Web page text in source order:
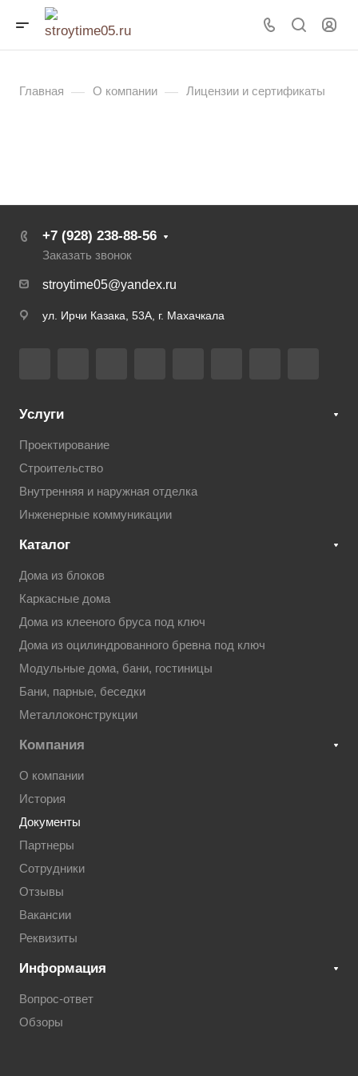
Главная — О компании — Лицензии и сертификаты
+7 (928) 238-88-56
Заказать звонок
stroytime05@yandex.ru
ул. Ирчи Казака, 53А, г. Махачкала
Услуги
Проектирование
Строительство
Внутренняя и наружная отделка
Инженерные коммуникации
Каталог
Дома из блоков
Каркасные дома
Дома из клееного бруса под ключ
Дома из оцилиндрованного бревна под ключ
Модульные дома, бани, гостиницы
Бани, парные, беседки
Металлоконструкции
Компания
О компании
История
Документы
Партнеры
Сотрудники
Отзывы
Вакансии
Реквизиты
Информация
Вопрос-ответ
Обзоры